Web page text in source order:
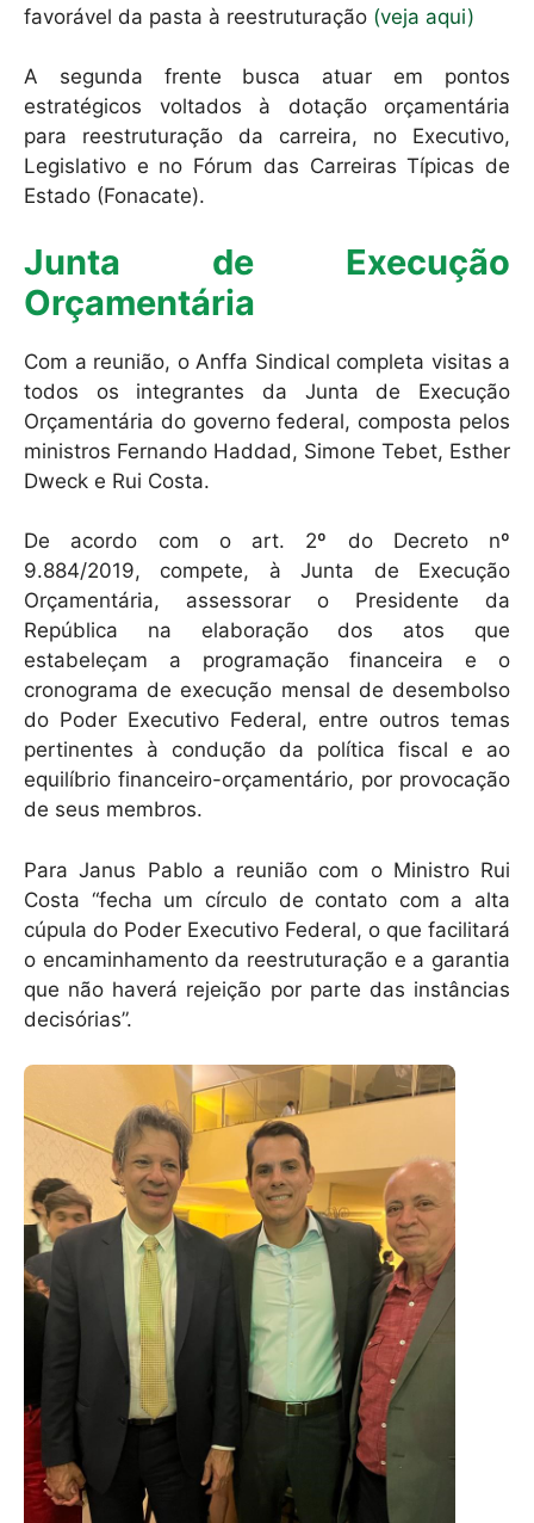
favorável da pasta à reestruturação (veja aqui)
A segunda frente busca atuar em pontos
estratégicos voltados à dotação orçamentária
para reestruturação da carreira, no Executivo,
Legislativo e no Fórum das Carreiras Típicas de
Estado (Fonacate).
Junta de Execução
Orçamentária
Com a reunião, o Anffa Sindical completa visitas a
todos os integrantes da Junta de Execução
Orçamentária do governo federal, composta pelos
ministros Fernando Haddad, Simone Tebet, Esther
Dweck e Rui Costa.
De acordo com o art. 2º do Decreto nº
9.884/2019, compete, à Junta de Execução
Orçamentária, assessorar o Presidente da
República na elaboração dos atos que
estabeleçam a programação financeira e o
cronograma de execução mensal de desembolso
do Poder Executivo Federal, entre outros temas
pertinentes à condução da política fiscal e ao
equilíbrio financeiro-orçamentário, por provocação
de seus membros.
Para Janus Pablo a reunião com o Ministro Rui
Costa “fecha um círculo de contato com a alta
cúpula do Poder Executivo Federal, o que facilitará
o encaminhamento da reestruturação e a garantia
que não haverá rejeição por parte das instâncias
decisórias”.